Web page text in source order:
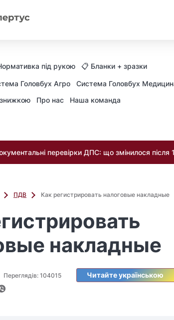
під рукою 📋 Бланки + зразки
Головбух Агро
Система Головбух
Про нас Наша команда
перевірки ДПС: що змінилося після
ПДВ Как регистрировать налоговые накладные
накладные
Переглядів: 104015 Читайте українською